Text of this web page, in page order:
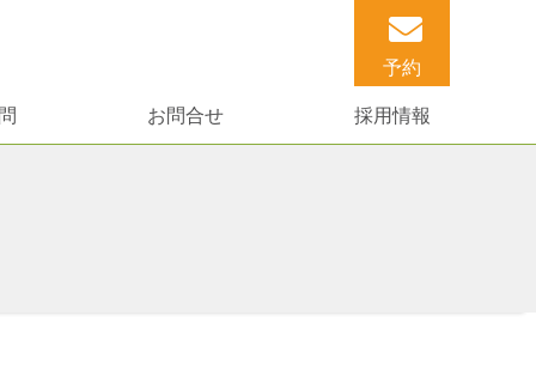
予約
お問合せ 採用情報